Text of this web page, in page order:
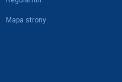
Mapa strony